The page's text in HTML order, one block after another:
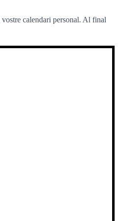
calendari personal. Al final